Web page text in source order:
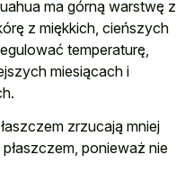
ma górną warstwę z
z miękkich, cieńszych
temperaturę,
miesiącach i
zrzucają mniej
ponieważ nie